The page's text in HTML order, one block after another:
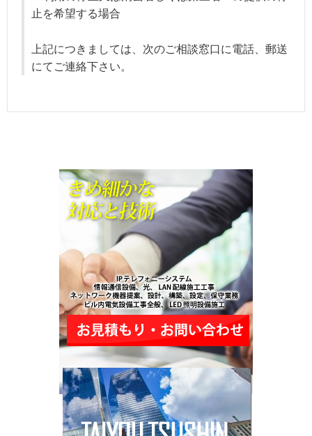
止を希望する場合
上記につきましては、次のご相談窓口に電話、郵送
にてご連絡下さい。